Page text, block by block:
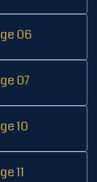
06
07
10
11